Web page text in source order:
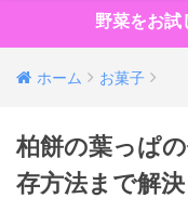
野菜をお試
ホーム お菓子
柏餅の葉っぱ
存方法まで解決